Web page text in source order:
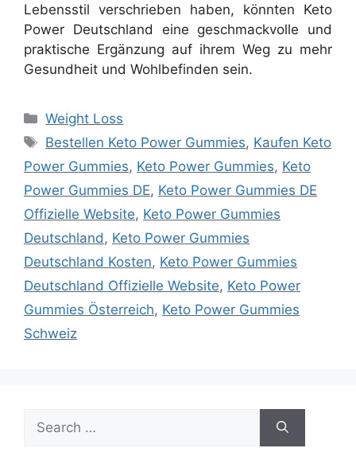
Lebensstil verschrieben haben, könnten Keto
Power Deutschland eine geschmackvolle und
praktische Ergänzung auf ihrem Weg zu mehr
Gesundheit und Wohlbefinden sein.
Categories
Weight Loss
Tags
Bestellen Keto Power Gummies, Kaufen Keto
Power Gummies, Keto Power Gummies, Keto
Power Gummies DE, Keto Power Gummies DE
Offizielle Website, Keto Power Gummies
Deutschland , Keto Power Gummies
Deutschland Kosten, Keto Power Gummies
Deutschland Offizielle Website, Keto Power
Gummies Österreich, Keto Power Gummies
Schweiz
for: